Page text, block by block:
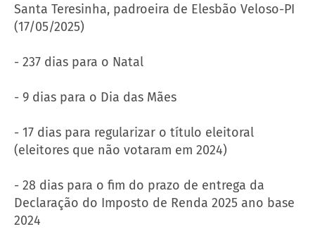
Santa Teresinha, padroeira de Elesbão Veloso-PI
(17/05/2025)
- 237 dias para o Natal
- 9 dias para o Dia das Mães
- 17 dias para regularizar o título eleitoral
(eleitores que não votaram em 2024)
- 28 dias para o fim do prazo de entrega da
Declaração do Imposto de Renda 2025 ano base
2024